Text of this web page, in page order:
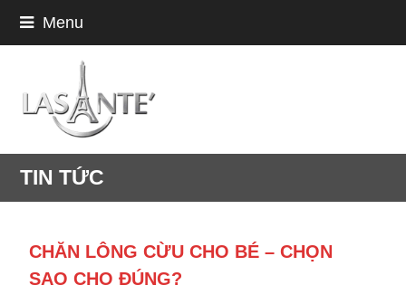
Menu
TIN TỨC
CHĂN LÔNG CỪU CHO BÉ – CHỌN
SAO CHO ĐÚNG?